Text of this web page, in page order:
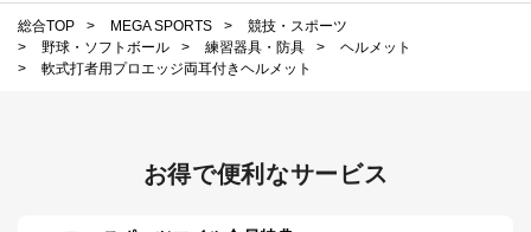
総合TOP > MEGA SPORTS >
競技・スポーツ
>
野球・ソフトボール > 練習器具・防具 >
ヘルメット
>
軟式打者用プロエッジ両耳付きヘルメット
お得で便利なサービス